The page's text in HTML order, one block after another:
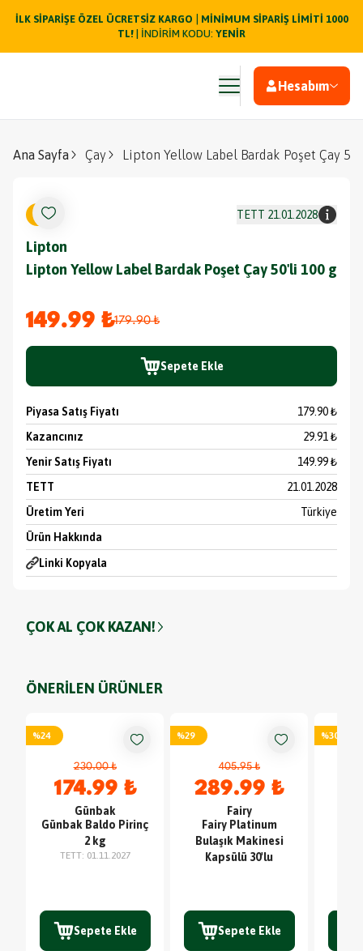
İLK SİPARİŞE ÖZEL ÜCRETSİZ KARGO
MİNİMUM SİPARİŞ LİMİTİ 1000
TL! | İNDİRİM KODU: YENİR
Hesabım
Ana Sayfa Çay Lipton Yellow Label Bardak Poşet Çay
% 17 TETT 21.01.2028
Lipton
Lipton Yellow Label Bardak Poşet Çay 50'li 100 g
149.99 ₺179.90 ₺
Sepete Ekle
Ürün Hakkında
Linki Kopyala
Piyasa Satış Fiyatı
179.90 ₺
Kazancınız
29.91 ₺
Yenir Satış Fiyatı
149.99 ₺
TETT
21.01.2028
Üretim Yeri
Türkiye
ÇOK AL ÇOK KAZAN!
ÖNERİLEN ÜRÜNLER
%24
230.00 ₺
174.99 ₺
Günbak
Günbak Baldo Pirinç
2 kg
TETT: 01.11.2027
Sepete Ekle
%29
405.95 ₺
289.99 ₺
Fairy
Fairy Platinum
Bulaşık Makinesi
Kapsülü 30'lu
Sepete Ekle
%30